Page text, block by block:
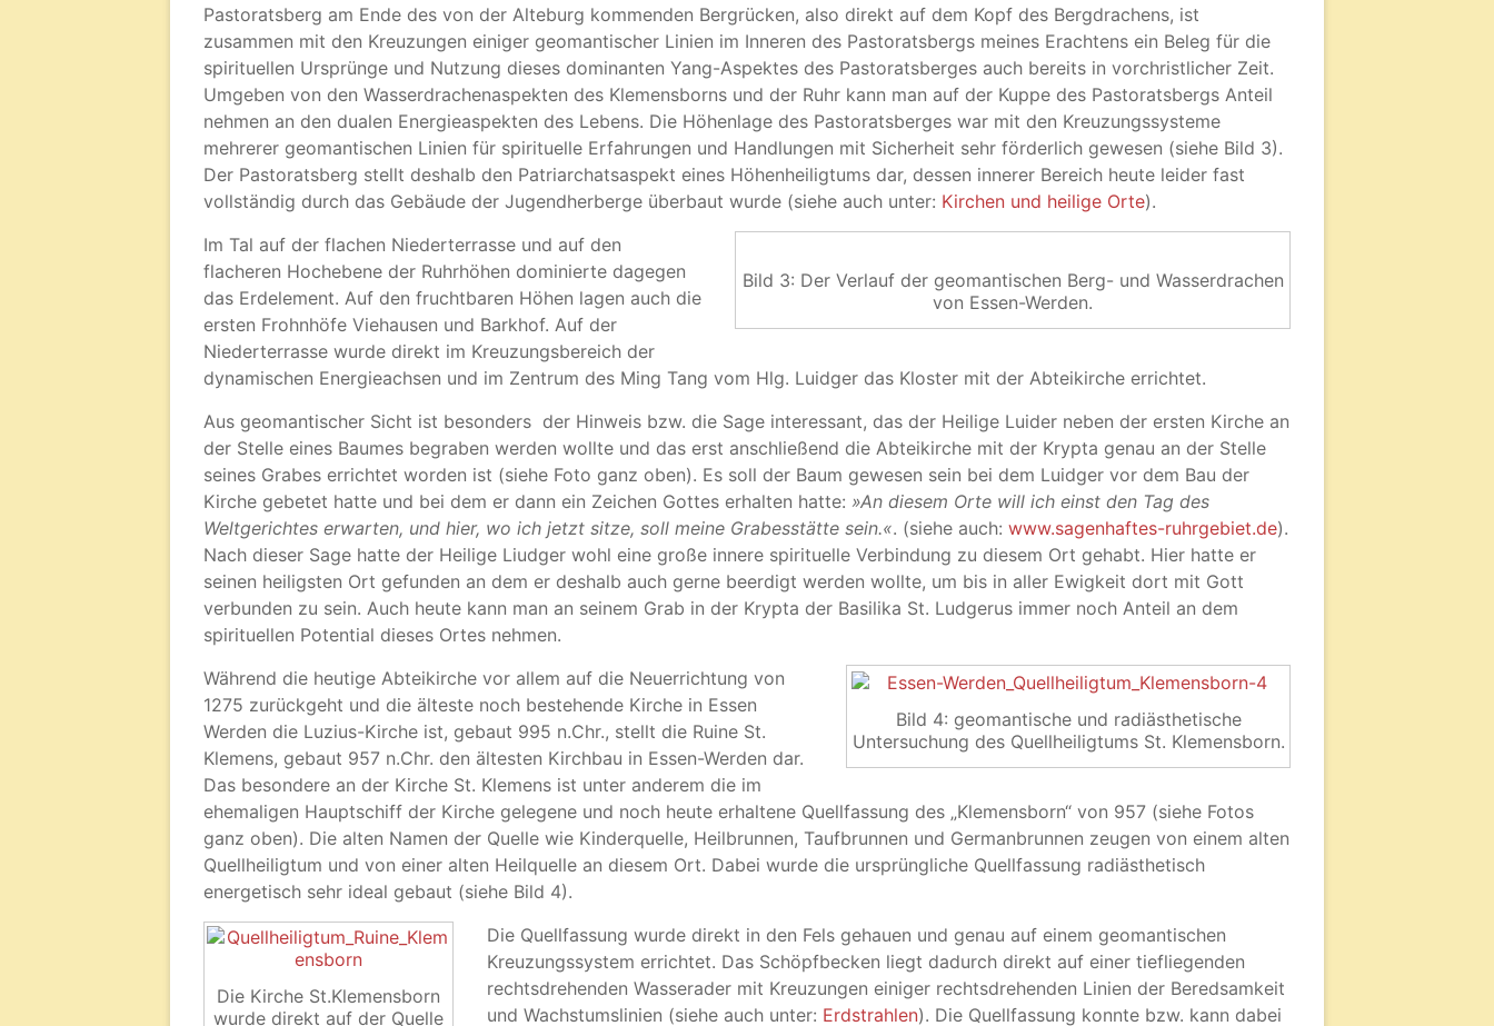
Pastoratsberg am Ende des von der Alteburg kommenden Bergrücken, also direkt auf dem Kopf des Bergdrachens, ist
zusammen mit den Kreuzungen einiger geomantischer Linien im Inneren des Pastoratsbergs meines Erachtens ein Beleg für die
spirituellen Ursprünge und Nutzung dieses dominanten Yang-Aspektes des Pastoratsberges auch bereits in vorchristlicher Zeit.
Umgeben von den Wasserdrachenaspekten des Klemensborns und der Ruhr kann man auf der Kuppe des Pastoratsbergs Anteil
nehmen an den dualen Energieaspekten des Lebens. Die Höhenlage des Pastoratsberges war mit den Kreuzungssysteme
mehrerer geomantischen Linien für spirituelle Erfahrungen und Handlungen mit Sicherheit sehr förderlich gewesen (siehe Bild 3).
Der Pastoratsberg stellt deshalb den Patriarchatsaspekt eines Höhenheiligtums dar, dessen innerer Bereich heute leider fast
vollständig durch das Gebäude der Jugendherberge überbaut wurde (siehe auch unter: Kirchen und heilige Orte).
Bild 3: Der Verlauf der geomantischen Berg- und Wasserdrachen
von Essen-Werden.
Im Tal auf der flachen Niederterrasse und auf den
flacheren Hochebene der Ruhrhöhen dominierte dagegen
das Erdelement. Auf den fruchtbaren Höhen lagen auch die
ersten Frohnhöfe Viehausen und Barkhof. Auf der
Niederterrasse wurde direkt im Kreuzungsbereich der
dynamischen Energieachsen und im Zentrum des Ming Tang vom Hlg. Luidger das Kloster mit der Abteikirche errichtet.
Aus geomantischer Sicht ist besonders der Hinweis bzw. die Sage interessant, das der Heilige Luider neben der ersten Kirche an
der Stelle eines Baumes begraben werden wollte und das erst anschließend die Abteikirche mit der Krypta genau an der Stelle
seines Grabes errichtet worden ist (siehe Foto ganz oben). Es soll der Baum gewesen sein bei dem Luidger vor dem Bau der
Kirche gebetet hatte und bei dem er dann ein Zeichen Gottes erhalten hatte: »An diesem Orte will ich einst den Tag des
Weltgerichtes erwarten, und hier, wo ich jetzt sitze, soll meine Grabesstätte sein.«. (siehe auch: www.sagenhaftes-ruhrgebiet.de).
Nach dieser Sage hatte der Heilige Liudger wohl eine große innere spirituelle Verbindung zu diesem Ort gehabt. Hier hatte er
seinen heiligsten Ort gefunden an dem er deshalb auch gerne beerdigt werden wollte, um bis in aller Ewigkeit dort mit Gott
verbunden zu sein. Auch heute kann man an seinem Grab in der Krypta der Basilika St. Ludgerus immer noch Anteil an dem
spirituellen Potential dieses Ortes nehmen.
Bild 4: geomantische und radiästhetische
Untersuchung des Quellheiligtums St. Klemensborn.
Während die heutige Abteikirche vor allem auf die Neuerrichtung von
1275 zurückgeht und die älteste noch bestehende Kirche in Essen
Werden die Luzius-Kirche ist, gebaut 995 n.Chr., stellt die Ruine St.
Klemens, gebaut 957 n.Chr. den ältesten Kirchbau in Essen-Werden dar.
Das besondere an der Kirche St. Klemens ist unter anderem die im
ehemaligen Hauptschiff der Kirche gelegene und noch heute erhaltene Quellfassung des „Klemensborn“ von 957 (siehe Fotos
ganz oben). Die alten Namen der Quelle wie Kinderquelle, Heilbrunnen, Taufbrunnen und Germanbrunnen zeugen von einem alten
Quellheiligtum und von einer alten Heilquelle an diesem Ort. Dabei wurde die ursprüngliche Quellfassung radiästhetisch
energetisch sehr ideal gebaut (siehe Bild 4).
Die Kirche St.Klemensborn
wurde direkt auf der Quelle
Die Quellfassung wurde direkt in den Fels gehauen und genau auf einem geomantischen
Kreuzungssystem errichtet. Das Schöpfbecken liegt dadurch direkt auf einer tiefliegenden
rechtsdrehenden Wasserader mit Kreuzungen einiger rechtsdrehenden Linien der Beredsamkeit
und Wachstumslinien (siehe auch unter: Erdstrahlen). Die Quellfassung konnte bzw. kann dabei